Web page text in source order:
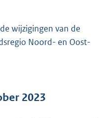
wijzigingen van de
Noord- en Oost-
2023